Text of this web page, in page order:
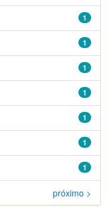
1
1
1
1
1
1
1
próximo >